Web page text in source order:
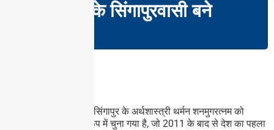
भारतीय मूल के सिंगापुरवासी बने
हाल ही में, भारतीय मूल के सिंगापुर के अर्थशास्त्री थर्मन शनमुगरत्नम को
सिंगापुर के राष्ट्रपति के रूप में चुना गया है, जो 2011 के बाद से देश का पहला